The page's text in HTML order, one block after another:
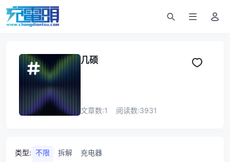
几硕
文章数:1 阅读数:3931
类型: 不限 拆解
充电器